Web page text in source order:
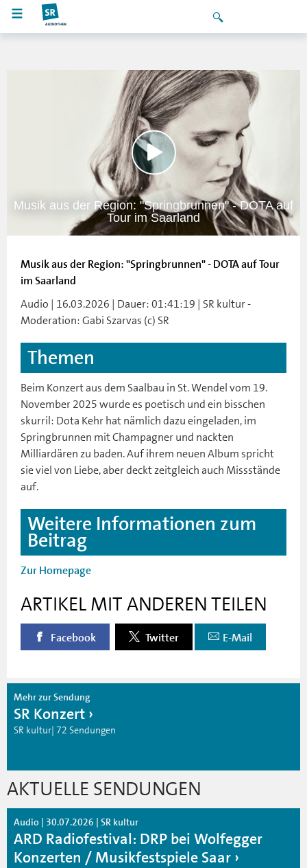
Musik aus der Region: "Springbrunnen" - DOTA auf
Tour im Saarland
Musik aus der Region: "Springbrunnen" - DOTA auf Tour
im Saarland
Audio | 16.03.2026 | Dauer: 01:41:19 | SR kultur -
Moderation: Gabi Szarvas (c) SR
Themen
Beim Konzert aus dem Saalbau in St. Wendel vom 19.
November 2025 wurde es poetisch und ein bisschen
skurril: Dota Kehr hat nämlich dazu eingeladen, im
Springbrunnen mit Champagner und nackten
Milliardären zu baden. Auf ihrem neuen Album spricht
sie viel von Liebe, aber deckt zeitgleich auch Missstände
auf.
Weitere Informationen zum
Beitrag
Zur Homepage
ARTIKEL MIT ANDEREN TEILEN
Facebook Twitter E-Mail
Mehr zur Sendung
SR Konzert
SR kultur| 72 Sendungen
AKTUELLE SENDUNGEN
Audio | 30.07.2026 | SR kultur
ARD Radiofestival: DRP bei Wolfegger
Konzerten / Musikfestspiele Saar